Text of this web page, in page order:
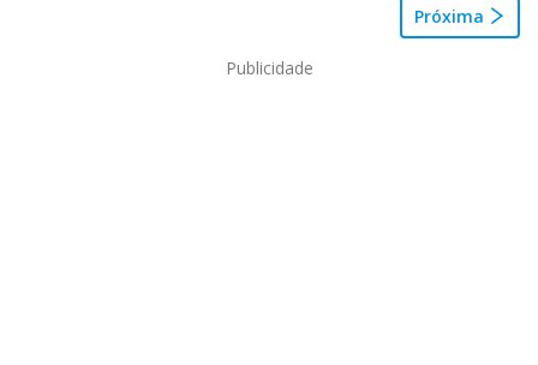
Próxima
Publicidade